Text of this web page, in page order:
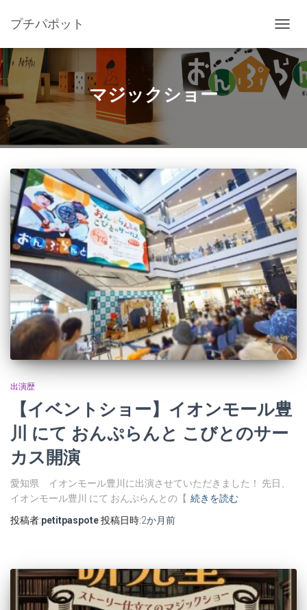
プチパポット
ビ
ゲ
ー
シ
ョ
え
マジックショー
出演歴
【イベントショー】イオンモール豊
川 にて おんぷらんと こびとのサー
カス開演
愛知県 イオンモール豊川に出演させていただきました！ 先日、
イオンモール豊川 にて おんぷらんとの【 続きを読む
投稿者:petitpaspote投稿日時:2か月前